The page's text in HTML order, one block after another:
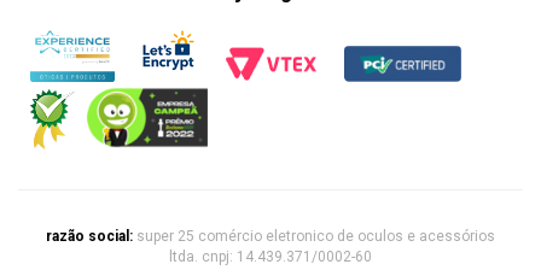
razão social: super 25 comércio eletronico de oculos e acessórios
ltda. cnpj: 14.439.371/0002-60